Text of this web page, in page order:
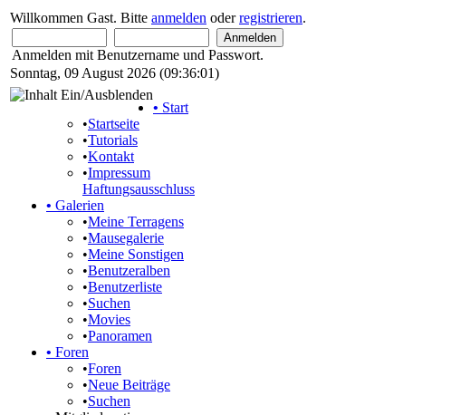
Willkommen Gast. Bitte anmelden oderregistrieren.
Anmelden mit Benutzername und Passwort.
Sonntag, 09 August 2026 (09:36:01)
• Start
•Startseite
•Tutorials
•Kontakt
•Impressum
Haftungsausschluss
• Galerien
•Meine Terragens
•Mausegalerie
•Meine Sonstigen
•Benutzeralben
•Benutzerliste
•Suchen
•Movies
•Panoramen
• Foren
•Foren
•Neue Beiträge
•Suchen